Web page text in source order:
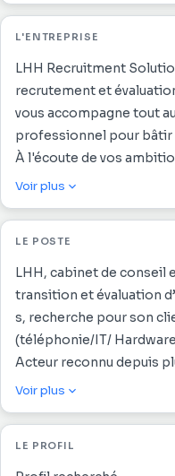
L'ENTREPRISE
LHH Recruitment
recrutement et
vous accompagne tout
professionnel pour bâtir
À l'écoute de vos
recrutement vous
carrière dans un
harmonieux.
Voir plus
LE POSTE
LHH, cabinet de conseil
transition et évaluation
s, recherche pour son
(téléphonie/IT/
Acteur reconnu depuis
entreprises des Antilles-
clients dans
solutions réseaux, de
Voir plus
LE PROFIL